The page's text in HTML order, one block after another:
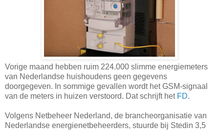
Vorige maand hebben ruim 224.000 slimme energiemeters
van Nederlandse huishoudens geen gegevens
doorgegeven. In sommige gevallen wordt het GSM-signaal
van de meters in huizen verstoord. Dat schrijft het FD.
Volgens Netbeheer Nederland, de brancheorganisatie van
Nederlandse energienetbeheerders, stuurde bij Stedin 3,5